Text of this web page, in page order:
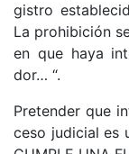
gis­tro
La prohi­bi­ción
en que ha­ya
do­r… “.
Pre­ten­der que
ce­so ju­di­cial es